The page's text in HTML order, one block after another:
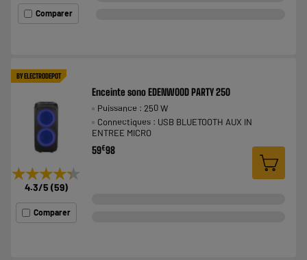
Comparer
BY ELECTRODEPOT
★★★★★
★★★★★
4.3/5 (59)
Comparer
Enceinte sono EDENWOOD PARTY 250
Puissance : 250 W
Connectiques : USB BLUETOOTH AUX IN
ENTREE MICRO
59€98